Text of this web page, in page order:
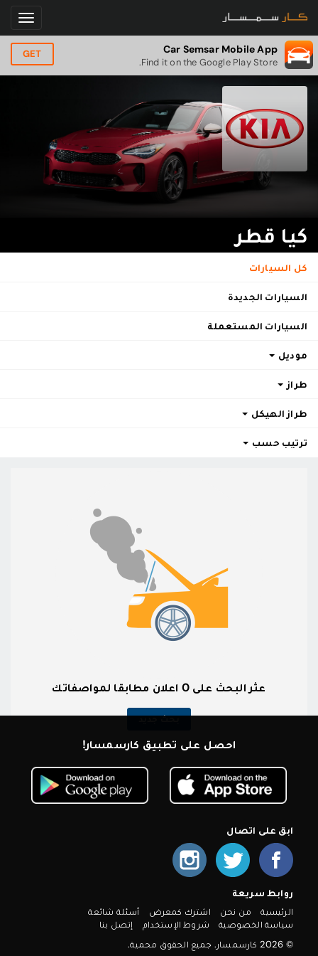
Car Semsar Mobile App
Find it on the Google Play Store.
GET
كيا قطر
كل السيارات
السيارات الجديدة
السيارات المستعملة
موديل
طراز
طراز الهيكل
ترتيب حسب
عثر البحث على 0 اعلان مطابقا لمواصفاتك
بحث جديد
احصل على تطبيق كارسمسار!
ابق على اتصال
روابط سريعة
الرئيسية من نحن اشترك كمعرض
أسئلة شائعة
سياسة الخصوصية
شروط الإستخدام
إتصل بنا
© 2026 كارسمسار. جميع الحقوق محمية.